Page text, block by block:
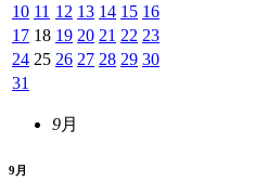
10 11 12 13 14 15 16
17 18 19 20 21 22 23
24 25 26 27 28 29 30
31
9月
9 月